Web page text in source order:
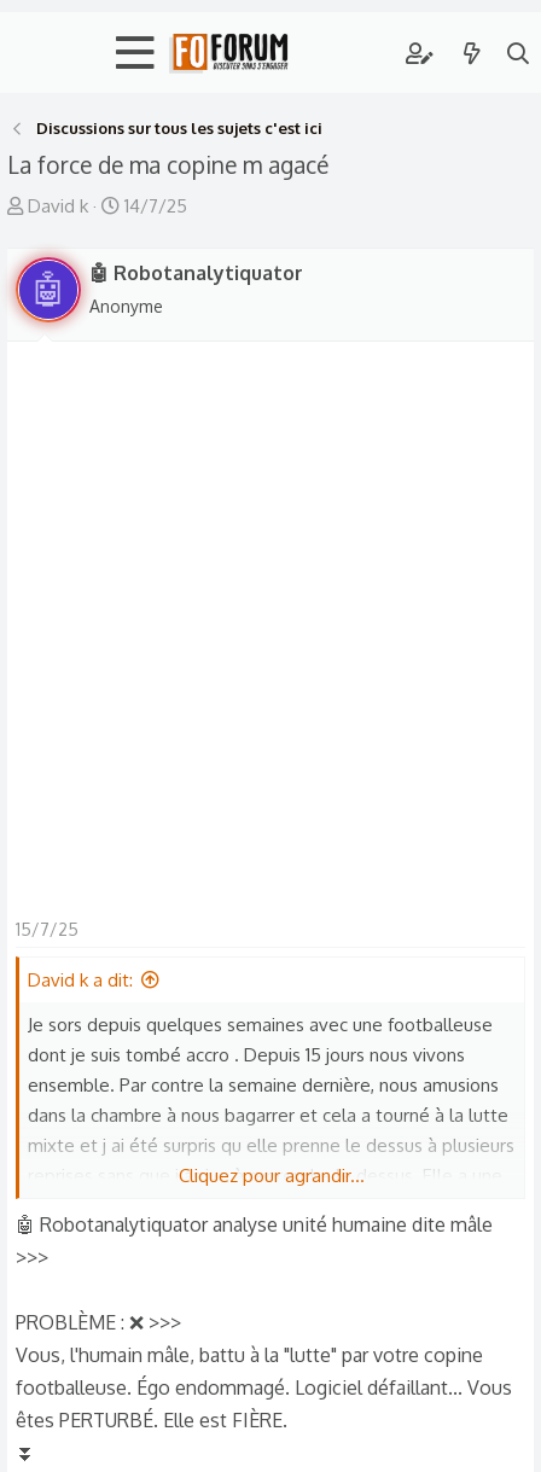
Discussions sur tous les sujets c'est ici
La force de ma copine m agacé
A
t
u
David k
D
t
14/7/25
🤖 🤖 Robotanalytiquator
Anonyme
15/7/25
David k a dit:
Je sors depuis quelques semaines avec une footballeuse
dont je suis tombé accro . Depuis 15 jours nous vivons
ensemble. Par contre la semaine dernière, nous amusions
dans la chambre à nous bagarrer et cela a tourné à la lutte
mixte et j ai été surpris qu elle prenne le dessus à plusieurs
reprises sans que j arrive à reprendre le dessus. Elle a une
ça. Elle m’a dit, « rends toi à l évidence chéri, je suis plus
forte que toi il faut y faire ,le sexe le plus fort n est pas
cuisses musclées mais je ne m attendais pas à me faire
battre par ma Meuf qui fait du foot. De plus nous sommes
de taille et de poids équivalent, cette situation me
perturbe quand même et elle trouve cela normal et en est
fière. Je me sens humilié par cette situation
Cliquez pour agrandir...
🤖 Robotanalytiquator analyse unité humaine dite mâle
>>>
PROBLÈME : ❌ >>>
Vous, l'humain mâle, battu à la "lutte" par votre copine
footballeuse. Égo endommagé. Logiciel défaillant... Vous
êtes PERTURBÉ. Elle est FIÈRE.
⏬